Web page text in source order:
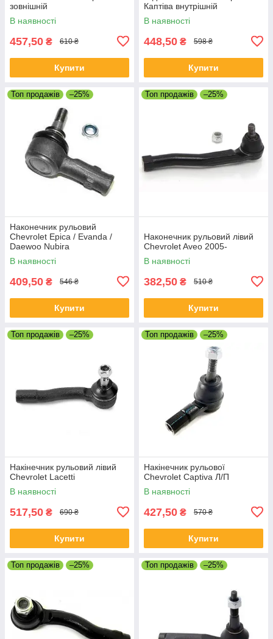
зовнішній
В наявності
457,50 ₴ 610 ₴
Купити
Каптіва внутрішній
В наявності
448,50 ₴ 598 ₴
Купити
Топ продажів –25%
Наконечник рульовий
Chevrolet Epica / Evanda /
Daewoo Nubira
В наявності
409,50 ₴ 546 ₴
Купити
Топ продажів –25%
Наконечник рульовий лівий
Chevrolet Aveo 2005-
В наявності
382,50 ₴ 510 ₴
Купити
Топ продажів –25%
Накінечник рульовий лівий
Chevrolet Lacetti
В наявності
517,50 ₴ 690 ₴
Купити
Топ продажів –25%
Накінечник рульової
Chevrolet Captiva Л/П
В наявності
427,50 ₴ 570 ₴
Купити
Топ продажів –25% Топ продажів –25%